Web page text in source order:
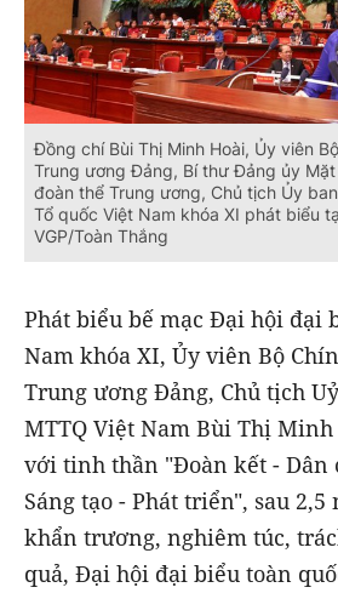
Đồng chí Bùi Thị Minh Hoài, Ủy viên
Trung ương Đảng, Bí thư Đảng ủy
đoàn thể Trung ương, Chủ tịch Ủy
Tổ quốc Việt Nam khóa XI phát biểu
VGP/Toàn Thắng
Phát biểu bế mạc Đại hội đại
Nam khóa XI, Ủy viên Bộ
Trung ương Đảng, Chủ tịch
MTTQ Việt Nam Bùi Thị
với tinh thần "Đoàn kết - Dân
Sáng tạo - Phát triển", sau
khẩn trương, nghiêm túc,
quả, Đại hội đại biểu toàn